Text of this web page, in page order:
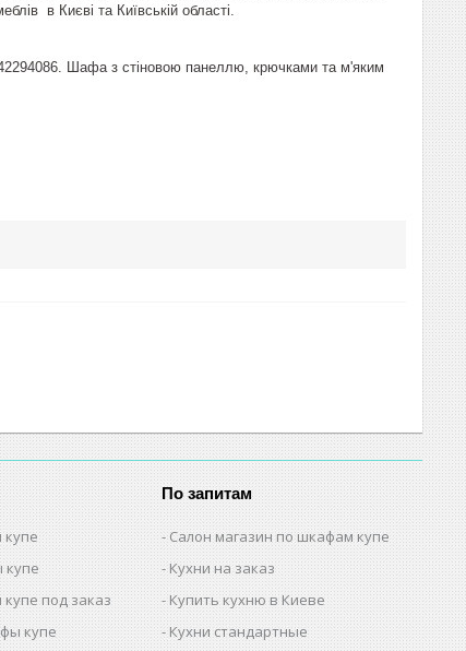
в Києві та Київській області.
Шафа з стіновою панеллю, крючками та м'яким
купе
под заказ
купе
По запитам
Салон магазин по шкафам купе
Кухни на заказ
Купить кухню в Киеве
Кухни стандартные